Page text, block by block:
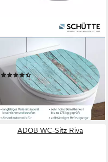
WC-Sitz Blue Wood, High
Gloss mit MDF Holzkern, mit
Absenkautomatik
(10)
44,99 € UVP69,99 €
lieferbar - in 3-4 Werktagen bei dir
ADOB WC-Sitz Riva